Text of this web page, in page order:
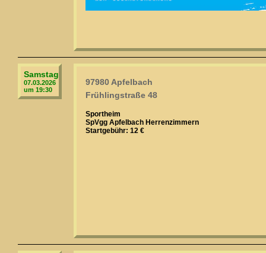
Samstag
07.03.2026
um 19:30
97980 Apfelbach
Frühlingstraße 48
Sportheim
SpVgg Apfelbach Herrenzimmern
Startgebühr: 12 €